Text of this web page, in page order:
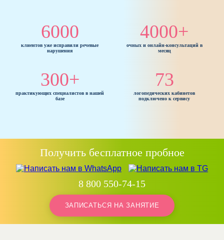
6000
клиентов уже исправили речевые
нарушения
4000+
очных и онлайн-консультаций в
месяц
300+
практикующих специалистов в нашей
базе
73
логопедических кабинетов
подключено к сервису
Получить бесплатное пробное
8 800 550-74-15
ЗАПИСАТЬСЯ НА ЗАНЯТИЕ